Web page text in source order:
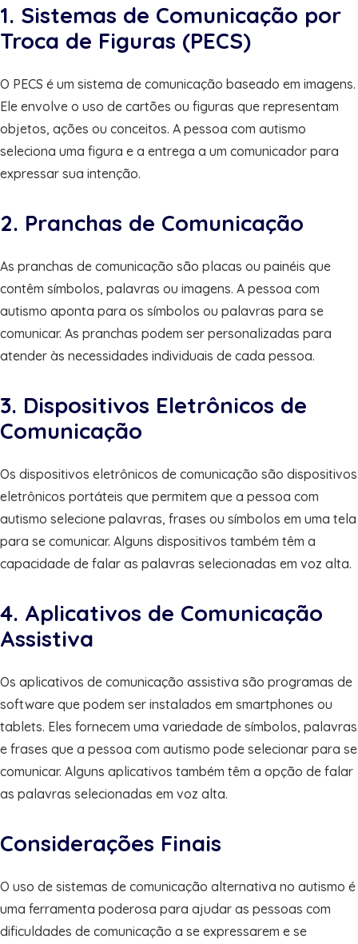
1. Sistemas de Comunicação por
Troca de Figuras (PECS)
O PECS é um sistema de comunicação baseado em imagens.
Ele envolve o uso de cartões ou figuras que representam
objetos, ações ou conceitos. A pessoa com autismo
seleciona uma figura e a entrega a um comunicador para
expressar sua intenção.
2. Pranchas de Comunicação
As pranchas de comunicação são placas ou painéis que
contêm símbolos, palavras ou imagens. A pessoa com
autismo aponta para os símbolos ou palavras para se
comunicar. As pranchas podem ser personalizadas para
atender às necessidades individuais de cada pessoa.
3. Dispositivos Eletrônicos de
Comunicação
Os dispositivos eletrônicos de comunicação são dispositivos
eletrônicos portáteis que permitem que a pessoa com
autismo selecione palavras, frases ou símbolos em uma tela
para se comunicar. Alguns dispositivos também têm a
capacidade de falar as palavras selecionadas em voz alta.
4. Aplicativos de Comunicação
Assistiva
Os aplicativos de comunicação assistiva são programas de
software que podem ser instalados em smartphones ou
tablets. Eles fornecem uma variedade de símbolos, palavras
e frases que a pessoa com autismo pode selecionar para se
comunicar. Alguns aplicativos também têm a opção de falar
as palavras selecionadas em voz alta.
Considerações Finais
O uso de sistemas de comunicação alternativa no autismo é
uma ferramenta poderosa para ajudar as pessoas com
dificuldades de comunicação a se expressarem e se